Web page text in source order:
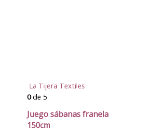
La Tijera Textiles
0de 5
Juego sábanas franela
150cm